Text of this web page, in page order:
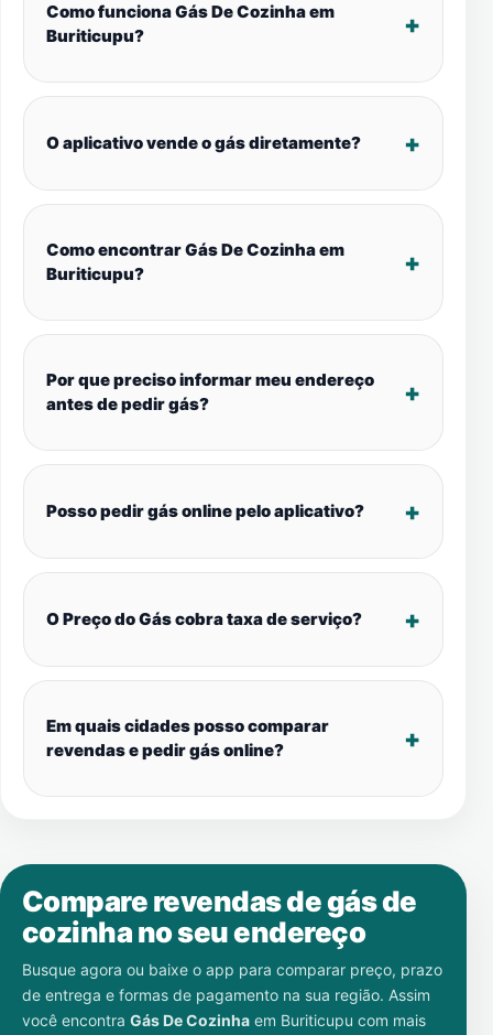
Como funciona Gás De Cozinha em
Buriticupu?
O aplicativo vende o gás diretamente?
Como encontrar Gás De Cozinha em
Buriticupu?
Por que preciso informar meu endereço
antes de pedir gás?
Posso pedir gás online pelo aplicativo?
O Preço do Gás cobra taxa de serviço?
Em quais cidades posso comparar
revendas e pedir gás online?
Compare revendas de gás de
cozinha no seu endereço
Busque agora ou baixe o app para comparar preço, prazo
de entrega e formas de pagamento na sua região. Assim
você encontra Gás De Cozinha em Buriticupu com mais